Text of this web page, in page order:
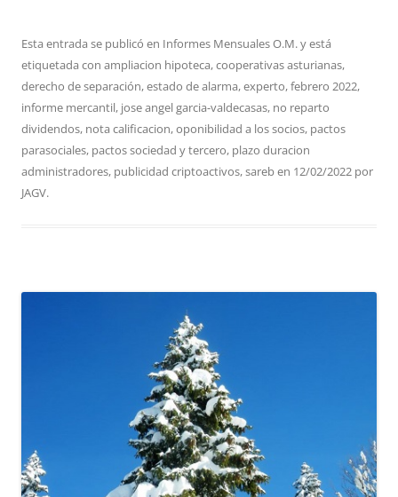
Esta entrada se publicó en Informes Mensuales O.M.y está
etiquetada con ampliacion hipoteca,cooperativas asturianas,
derecho de separación,estado de alarma,experto,febrero 2022,
informe mercantil, jose angel garcia-valdecasas, no reparto
dividendos, nota calificacion,oponibilidad a los socios, pactos
parasociales, pactos sociedad y tercero, plazo duracion
administradores, publicidad criptoactivos,sareben 12/02/2022 por
JAGV.